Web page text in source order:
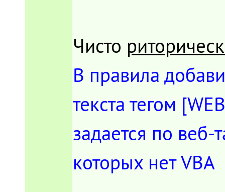
Чисто
В правила
текста тегом
задается по веб-
которых нет VBA